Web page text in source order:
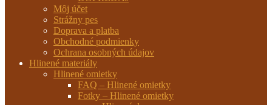
Môj účet
Strážny pes
Doprava a platba
Obchodné podmienky
Ochrana osobných údajov
Hlinené materiály
Hlinené omietky
FAQ – Hlinené omietky
Fotky – Hlinené omietky